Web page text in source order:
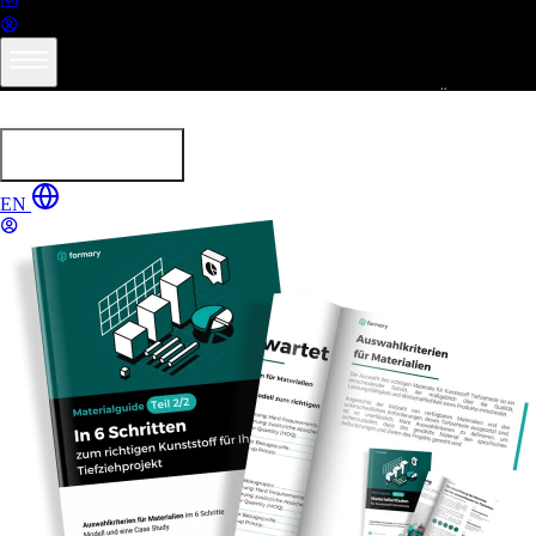
Leistungen Produkte Branchen Ressourcen Über
EN